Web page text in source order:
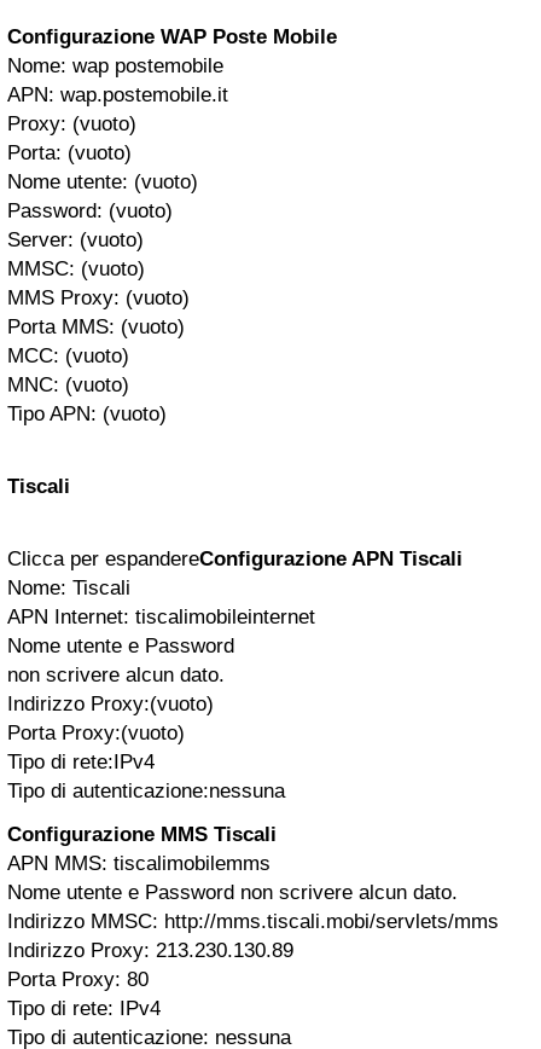
Configurazione WAP Poste Mobile
Nome: wap postemobile
APN: wap.postemobile.it
Proxy: (vuoto)
Porta: (vuoto)
Nome utente: (vuoto)
Password: (vuoto)
Server: (vuoto)
MMSC: (vuoto)
MMS Proxy: (vuoto)
Porta MMS: (vuoto)
MCC: (vuoto)
MNC: (vuoto)
Tipo APN: (vuoto)
Tiscali
Clicca per espandereConfigurazione APN Tiscali
Nome: Tiscali
APN Internet: tiscalimobileinternet
Nome utente e Password
non scrivere alcun dato.
Indirizzo Proxy:(vuoto)
Porta Proxy:(vuoto)
Tipo di rete:IPv4
Tipo di autenticazione:nessuna
Configurazione MMS Tiscali
APN MMS: tiscalimobilemms
Nome utente e Password non scrivere alcun dato.
Indirizzo MMSC: http://mms.tiscali.mobi/servlets/mms
Indirizzo Proxy: 213.230.130.89
Porta Proxy: 80
Tipo di rete: IPv4
Tipo di autenticazione: nessuna